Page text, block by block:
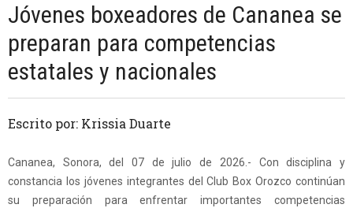
Jóvenes boxeadores de Cananea se
preparan para competencias
estatales y nacionales
Escrito por: Krissia Duarte
Cananea, Sonora, del 07 de julio de 2026.- Con disciplina y
constancia los jóvenes integrantes del Club Box Orozco continúan
su preparación para enfrentar importantes competencias